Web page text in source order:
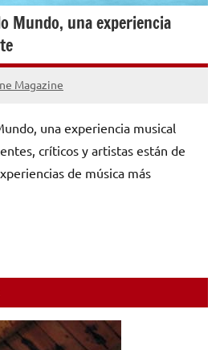
Mundo, una experiencia
Magazine
una experiencia musical
críticos y artistas están de
de música más